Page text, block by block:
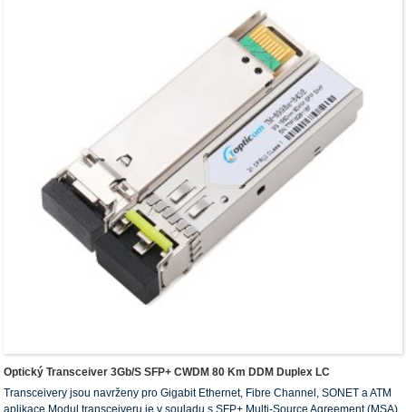
Optický Transceiver 3Gb/s SFP+ CWDM 80 Km DDM Duplex LC
Transceivery jsou navrženy pro Gigabit Ethernet, Fibre Channel, SONET a ATM
aplikace.Modul transceiveru je v souladu s SFP+ Multi-Source Agreement (MSA)